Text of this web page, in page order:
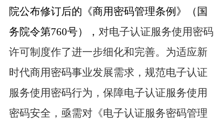
院公布修订后的《商用密码管理条例》（国
务院令第760号）， 对电子认证服务使用密码
许可制度作了进一步细化和完善。为适应新
时代商用密码事业发展需求，规范电子认证
服务使用密码行为，保障电子认证服务使用
密码安全，亟需对《电子认证服务密码管理